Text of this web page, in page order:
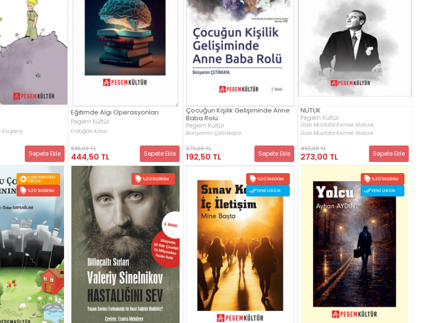
Sepete Ekle
Eğitimde Algı Operasyonları
Pegem Kültür
Erdoğan Köse
635,00 TL
444,50 TL Sepete Ekle
Çocuğun Kişilik Gelişiminde Anne
Baba Rolü
Pegem Kültür
Bünyamin Çetinkaya
275,00 TL
192,50 TL Sepete Ekle
NUTUK
Pegem Kültür
Gazi Mustafa Kemal Atatürk,
Gazi Mustafa Kemal Atatürk
455,00 TL
273,00 TL Sepete Ekle
KAMPANYALI
ÜRÜN
%30 İNDIRIM
%30 İNDIRIM
%30 İNDIRIM
YENI ÜRÜN
%30 İNDIRIM
YENI ÜRÜN